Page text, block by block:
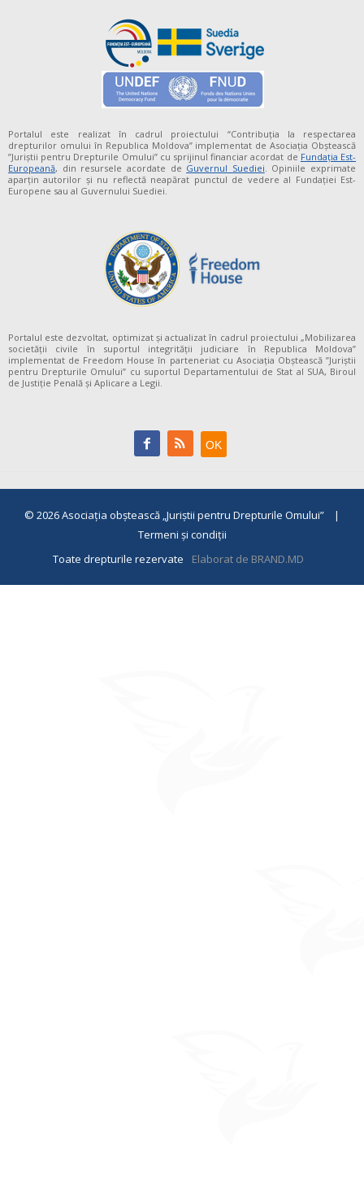
Portalul este realizat în cadrul proiectului “Contribuția la respectarea
drepturilor omului în Republica Moldova” implementat de Asociația Obștească
”Juriștii pentru Drepturile Omului” cu sprijinul financiar acordat de Fundaţia Est-
Europeană, din resursele acordate de Guvernul Suediei. Opiniile exprimate
aparţin autorilor şi nu reflectă neapărat punctul de vedere al Fundației Est-
Europene sau al Guvernului Suediei.
Portalul este dezvoltat, optimizat și actualizat în cadrul proiectului „Mobilizarea
societății civile în suportul integrității judiciare în Republica Moldova”
implementat de Freedom House în parteneriat cu Asociația Obștească ”Juriștii
pentru Drepturile Omului” cu suportul Departamentului de Stat al SUA, Biroul
de Justiție Penală și Aplicare a Legii.
© 2026Asociaţia obştească „Juriştii pentru Drepturile Omului” |
Termeni și condiții
Toate drepturile rezervate
Elaborat de BRAND.MD